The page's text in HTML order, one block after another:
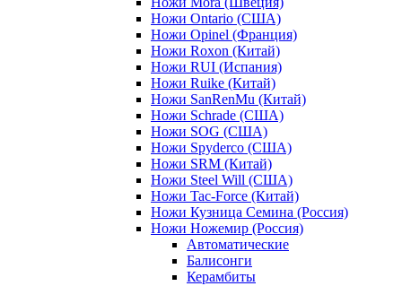
Ножи Ontario (США)
Ножи Opinel (Франция)
Ножи Roxon (Китай)
Ножи RUI (Испания)
Ножи Ruike (Китай)
Ножи SanRenMu (Китай)
Ножи Schrade (США)
Ножи SOG (США)
Ножи Spyderco (США)
Ножи SRM (Китай)
Ножи Steel Will (США)
Ножи Tac-Force (Китай)
Ножи Кузница Семина (Россия)
Ножи Ножемир (Россия)
Автоматические
Балисонги
Керамбиты